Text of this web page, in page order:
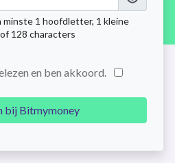
minste 1 hoofdletter, 1 kleine
128 characters
en ben akkoord.
bij Bitmymoney